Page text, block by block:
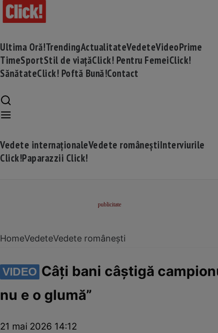
Ultima Oră!TrendingActualitateVedeteVideoPrime
TimeSportStil de viațăClick! Pentru FemeiClick!
SănătateClick! Poftă Bună!Contact
Vedete internaționaleVedete româneștiInterviurile
Click!Paparazzii Click!
HomeVedeteVedete românești
VIDEO Câți bani câștigă
nu e o glumă”
21 mai 2026 14:12